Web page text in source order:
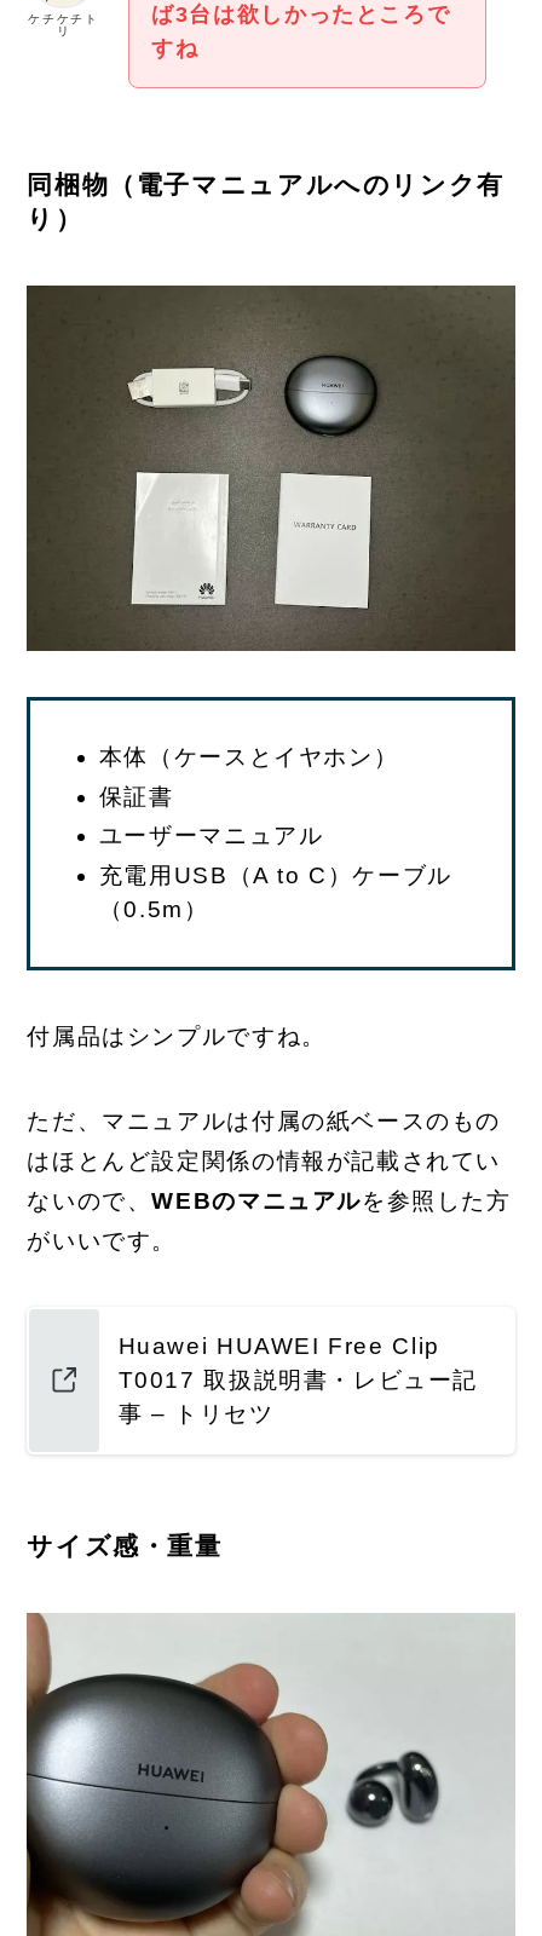
ケチケチト
リ
ば3台は欲しかったところで
すね
同梱物（電子マニュアルへのリンク有
り）
本体（ケースとイヤホン）
保証書
ユーザーマニュアル
充電用USB（A to C）ケーブル
（0.5m）
付属品はシンプルですね。
ただ、マニュアルは付属の紙ベースのもの
はほとんど設定関係の情報が記載されてい
ないので、WEBのマニュアルを参照した方
がいいです。
Huawei HUAWEI Free Clip
T0017 取扱説明書・レビュー記
事 – トリセツ
サイズ感・重量